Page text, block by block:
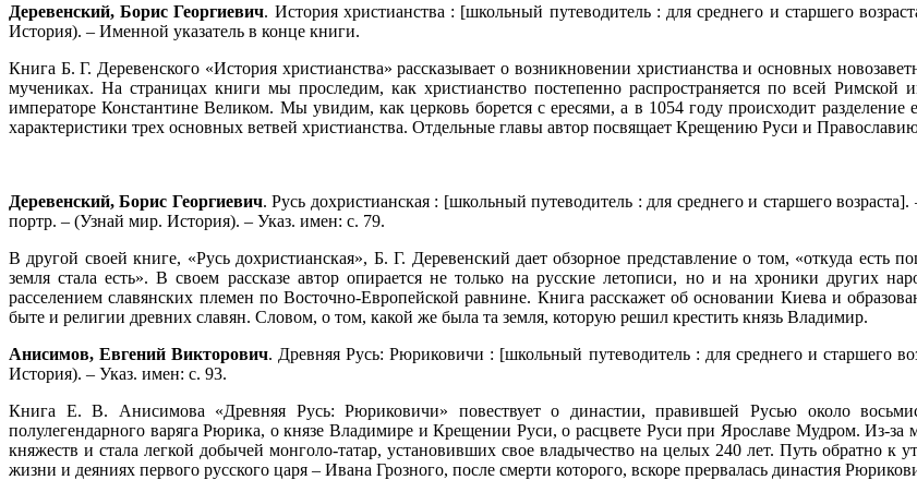
Деревенский, Борис Георгиевич. История христианства : [школьный путеводитель : для среднего и старшего
История). – Именной указатель в конце книги.
Книга Б. Г. Деревенского «История христианства» рассказывает о возникновении христианства и основных
мучениках. На страницах книги мы проследим, как христианство постепенно распространяется по всей Римской
императоре Константине Великом. Мы увидим, как церковь борется с ересями, а в 1054 году происходит
характеристики трех основных ветвей христианства. Отдельные главы автор посвящает Крещению Руси и
Деревенский, Борис Георгиевич. Русь дохристианская : [школьный путеводитель : для среднего и старшего
портр. – (Узнай мир. История). – Указ. имен: с. 79.
В другой своей книге, «Русь дохристианская», Б. Г. Деревенский дает обзорное представление о том, «откуда есть
земля стала есть». В своем рассказе автор опирается не только на русские летописи, но и на хроники других
расселением славянских племен по Восточно-Европейской равнине. Книга расскажет об основании Киева и
быте и религии древних славян. Словом, о том, какой же была та земля, которую решил крестить князь Владимир.
Анисимов, Евгений Викторович. Древняя Русь: Рюриковичи : [школьный путеводитель : для среднего и старшего
История). – Указ. имен: с. 93.
Книга Е. В. Анисимова «Древняя Русь: Рюриковичи» повествует о династии, правившей Русью около
полулегендарного варяга Рюрика, о князе Владимире и Крещении Руси, о расцвете Руси при Ярославе Мудром. Из-
княжеств и стала легкой добычей монголо-татар, установивших свое владычество на целых 240 лет. Путь обратно к
жизни и деяниях первого русского царя – Ивана Грозного, после смерти которого, вскоре прервалась династия